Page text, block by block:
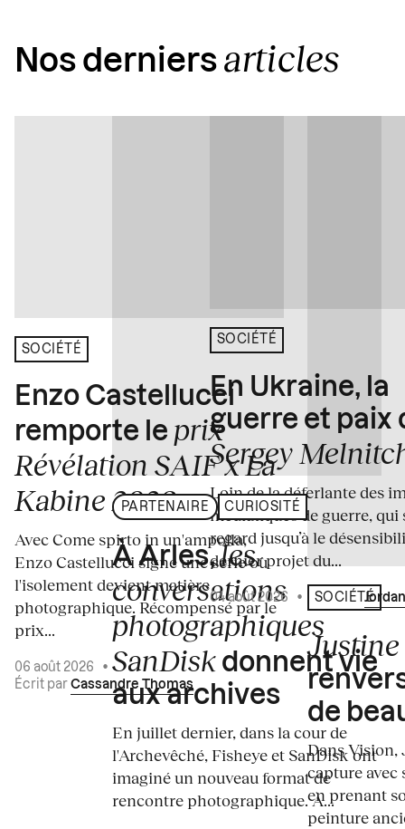
Nos derniers articles
SOCIÉTÉ
Enzo Castellucci
remporte le prix
Révélation SAIF x La
Kabine 2026
Avec Come spirto in un'ampolla,
Enzo Castellucci signe une série où
l'isolement devient matière
photographique. Récompensé par le
prix...
06 août 2026
•
Écrit par Cassandre Thomas
PARTENAIRE CURIOSITÉ
À Arles,les
conversations
photographiques
SanDisk donnent vie
aux archives
En juillet dernier, dans la cour de
l'Archevêché, Fisheye et SanDisk ont
imaginé un nouveau format de
rencontre photographique. À...
SOCIÉTÉ
En Ukraine, la
guerre et paix
Sergey
Loin de la déferlante des
médiatiques de guerre, qui
regard jusqu’à le
dernier projet du...
04 août 2026 • Écrit par
SOCIÉTÉ
de
Dans
capture avec
en prenant
peinture